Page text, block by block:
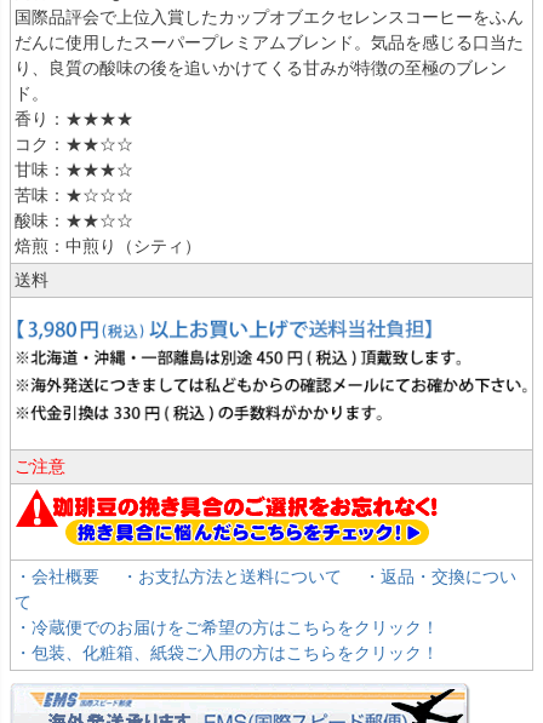
国際品評会で上位入賞したカップオブエクセレンスコーヒーをふん
だんに使用したスーパープレミアムブレンド。気品を感じる口当た
り、良質の酸味の後を追いかけてくる甘みが特徴の至極のブレン
ド。
香り：★★★★
コク：★★☆☆
甘味：★★★☆
苦味：★☆☆☆
酸味：★★☆☆
焙煎：中煎り（シティ）
送料
ご注意
・会社概要 ・お支払方法と送料について
・返品・交換につい
て
・冷蔵便でのお届けをご希望の方はこちらをクリック！
・包装、化粧箱、紙袋ご入用の方はこちらをクリック！